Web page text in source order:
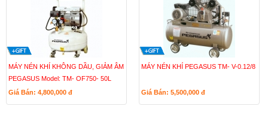
MÁY NÉN KHÍ KHÔNG DẦU, GIẢM ÂM
PEGASUS Model: TM- OF750- 50L
Giá Bán: 4,800,000 đ
MÁY NÉN KHÍ PEGASUS TM- V-0.12/8
Giá Bán: 5,500,000 đ